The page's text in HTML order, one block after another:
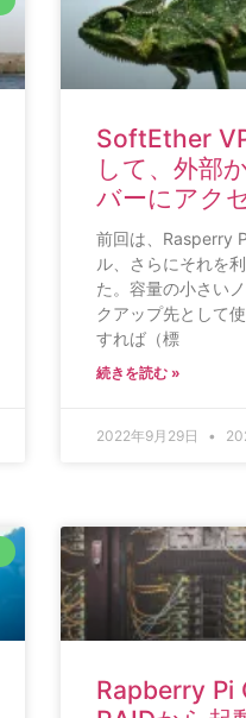
SoftEther
して、外部
バーにアク
前回は、Rasperry
ル、さらにそれを
た。容量の小さい
クアップ先として
すれば（標
続きを読む »
2022年9月29日
Rapberry Pi